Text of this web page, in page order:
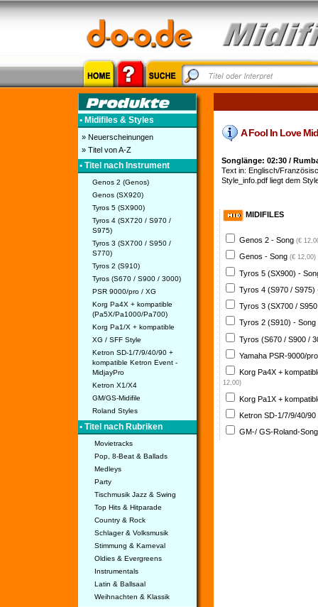
• Midifiles & Styles
» Neuerscheinungen
» Titel von A-Z
• Titel nach Instrument
Genos 2 (Genos)
Genos (SX920)
Tyros 5 (SX900)
Tyros 4 (SX720 / S970 /
S975)
Tyros 3 (SX700 / S950 /
S770)
Tyros 2 (S910)
Tyros (S670 / S900 / 3000)
PSR 9000/pro / XG
Korg Pa4X + kompatible
(Pa5X/Pa1000/Pa700)
Korg Pa1/X + kompatible
XG / SFF Style
Ketron SD-1/7/9/40/90 +
kompatible Ketron Event -
MidjayPro
Ketron X1/X4
GM/GS-Midifile
Roland Styles
• Titel nach Rubriken
Movietracks
Pop, 8-Beat & Ballads
Medleys
Party
Tischmusik Jazz & Swing
Top Hits & Hitparade
Country & Rock
Schlager & Volksmusik
Stimmung & Karneval
Oldies & Evergreens
Instrumentals
Latin & Ballsaal
Weihnachten & Klassik
A Fool In Love
Songlänge: 02:30 /
Text in: Englisch/
Style_info.pdf liegt dem
MIDIFILES
Genos 2 - Song (€
Genos - Song (€ 12,00)
Tyros 5 (SX900) -
Tyros 4 (S970 /
Tyros 3 (SX700 /
Tyros 2 (S910) - Song
Tyros (S670 / S900 /
Yamaha PSR-9000/
Korg Pa4X +
12,00)
Korg Pa1X +
Ketron SD-1/7/9/40/
GM-/ GS-Roland-